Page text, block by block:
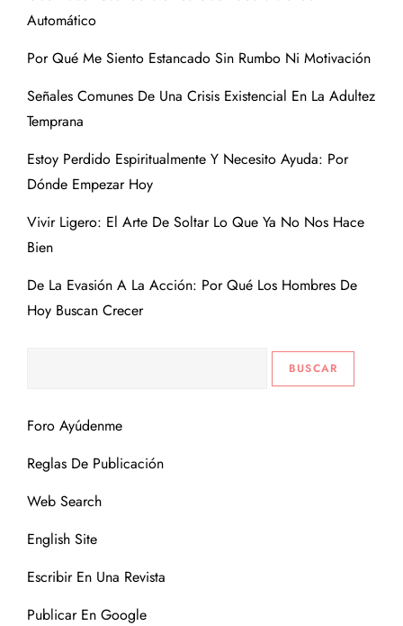
Automático
Por Qué Me Siento Estancado Sin Rumbo Ni Motivación
Señales Comunes De Una Crisis Existencial En La Adultez
Temprana
Estoy Perdido Espiritualmente Y Necesito Ayuda: Por
Dónde Empezar Hoy
Vivir Ligero: El Arte De Soltar Lo Que Ya No Nos Hace
Bien
De La Evasión A La Acción: Por Qué Los Hombres De
Hoy Buscan Crecer
Foro Ayúdenme
Reglas De Publicación
Web Search
English Site
Escribir En Una Revista
Publicar En Google